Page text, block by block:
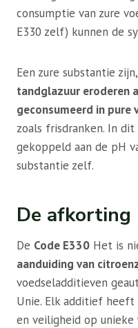
consumptie van zure
E330 zelf) kunnen de
Een zure substantie
tandglazuur eroderen
geconsumeerd in pure
zoals frisdranken. In
gekoppeld aan de pH
substantie zelf.
De afkorting
De Code E330 Het is
aanduiding van
voedseladditieven
Unie. Elk additief
en veiligheid op